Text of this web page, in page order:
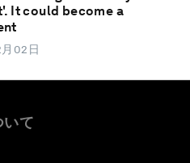
It could become a
02日
いて